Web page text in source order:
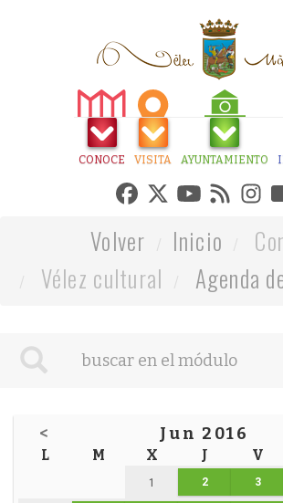
CONOCE VISITA AYUNTAMIENTO
Volver Inicio
Vélez cultural
Agenda
< Jun 2016
L M X J V
1 2 3